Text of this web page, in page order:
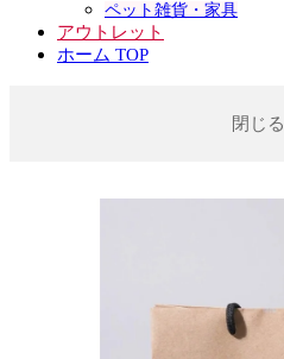
ペット雑貨・家具
アウトレット
ホーム TOP
閉じる